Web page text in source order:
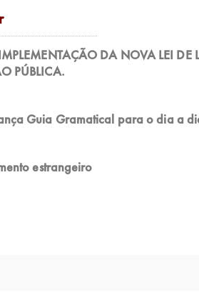
DA NOVA LEI DE
PÚBLICA.
Guia Gramatical para o dia a
estrangeiro